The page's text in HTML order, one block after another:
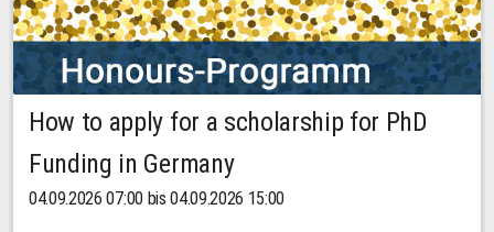
How to apply for a scholarship for PhD
Funding in Germany
04.09.2026 07:00 bis 04.09.2026 15:00